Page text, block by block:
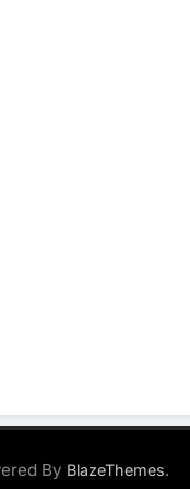
By BlazeThemes.